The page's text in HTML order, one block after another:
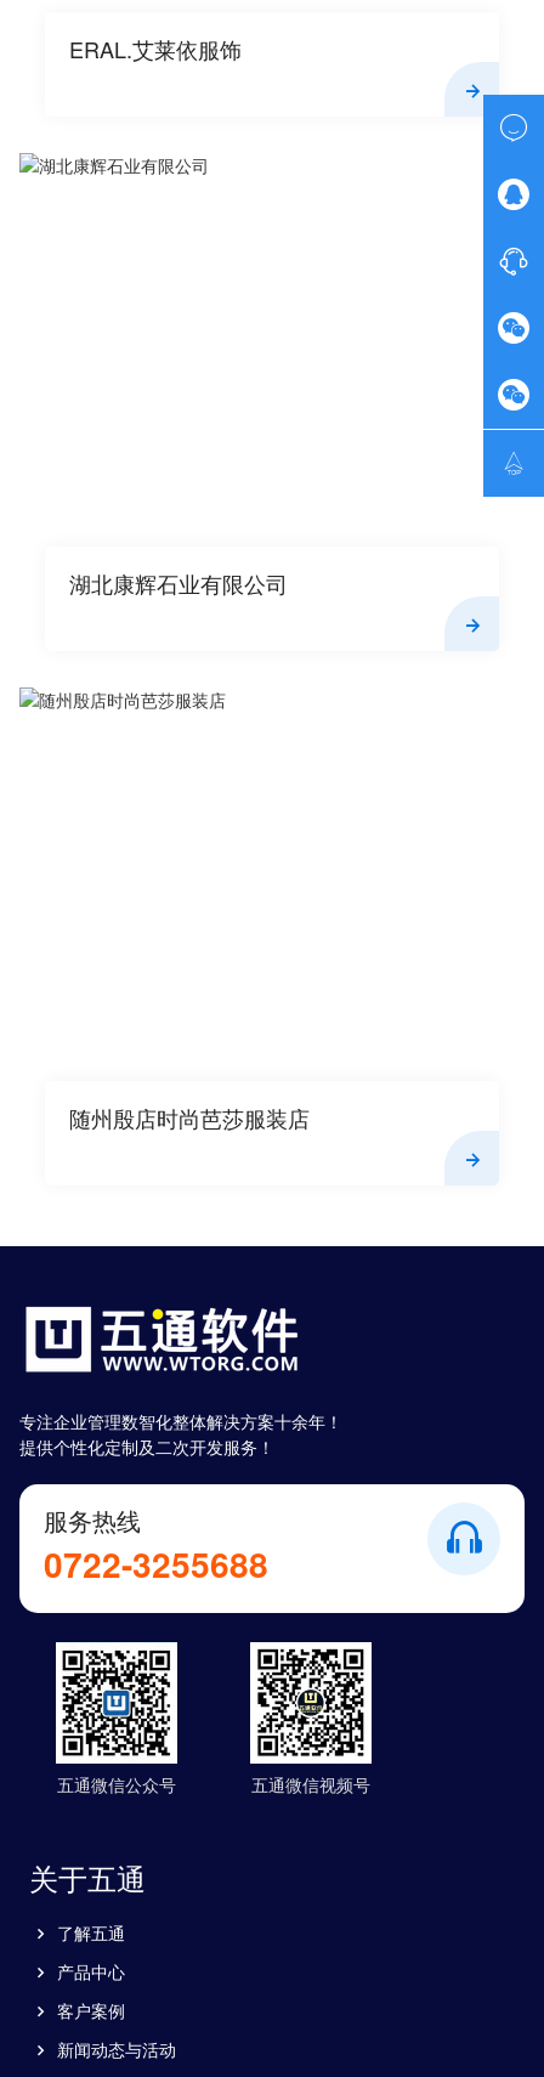
ERAL.艾莱依服饰
湖北康辉石业有限公司
随州殷店时尚芭莎服装店
专注企业管理数智化整体解决方案十余年！
提供个性化定制及二次开发服务！
服务热线
0722-3255688
五通微信公众号 五通微信视频号
关于五通
了解五通
产品中心
客户案例
新闻动态与活动





